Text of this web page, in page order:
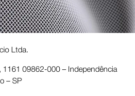
Ltda.
1161 09862-000 – Independência
– SP